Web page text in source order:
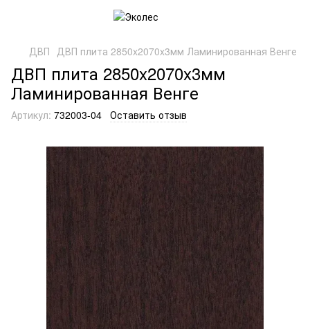
ДВП ДВП плита 2850x2070x3мм Ламинированная Венге
ДВП плита 2850x2070x3мм
Ламинированная Венге
Артикул: 732003-04 Оставить отзыв